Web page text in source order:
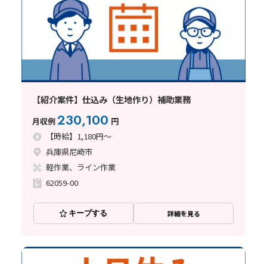
【紹介案件】仕込み（生地作り）補助業務
月収例230,100 円
【時給】1,180円～
兵庫県尼崎市
軽作業、ライン作業
62059-00
キープする 詳細を見る